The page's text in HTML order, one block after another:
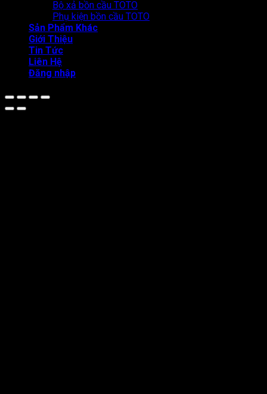
Bộ xả bồn cầu TOTO
Phụ kiện bồn cầu TOTO
Sản Phẩm Khác
Giới Thiệu
Tin Tức
Liên Hệ
Đăng nhập